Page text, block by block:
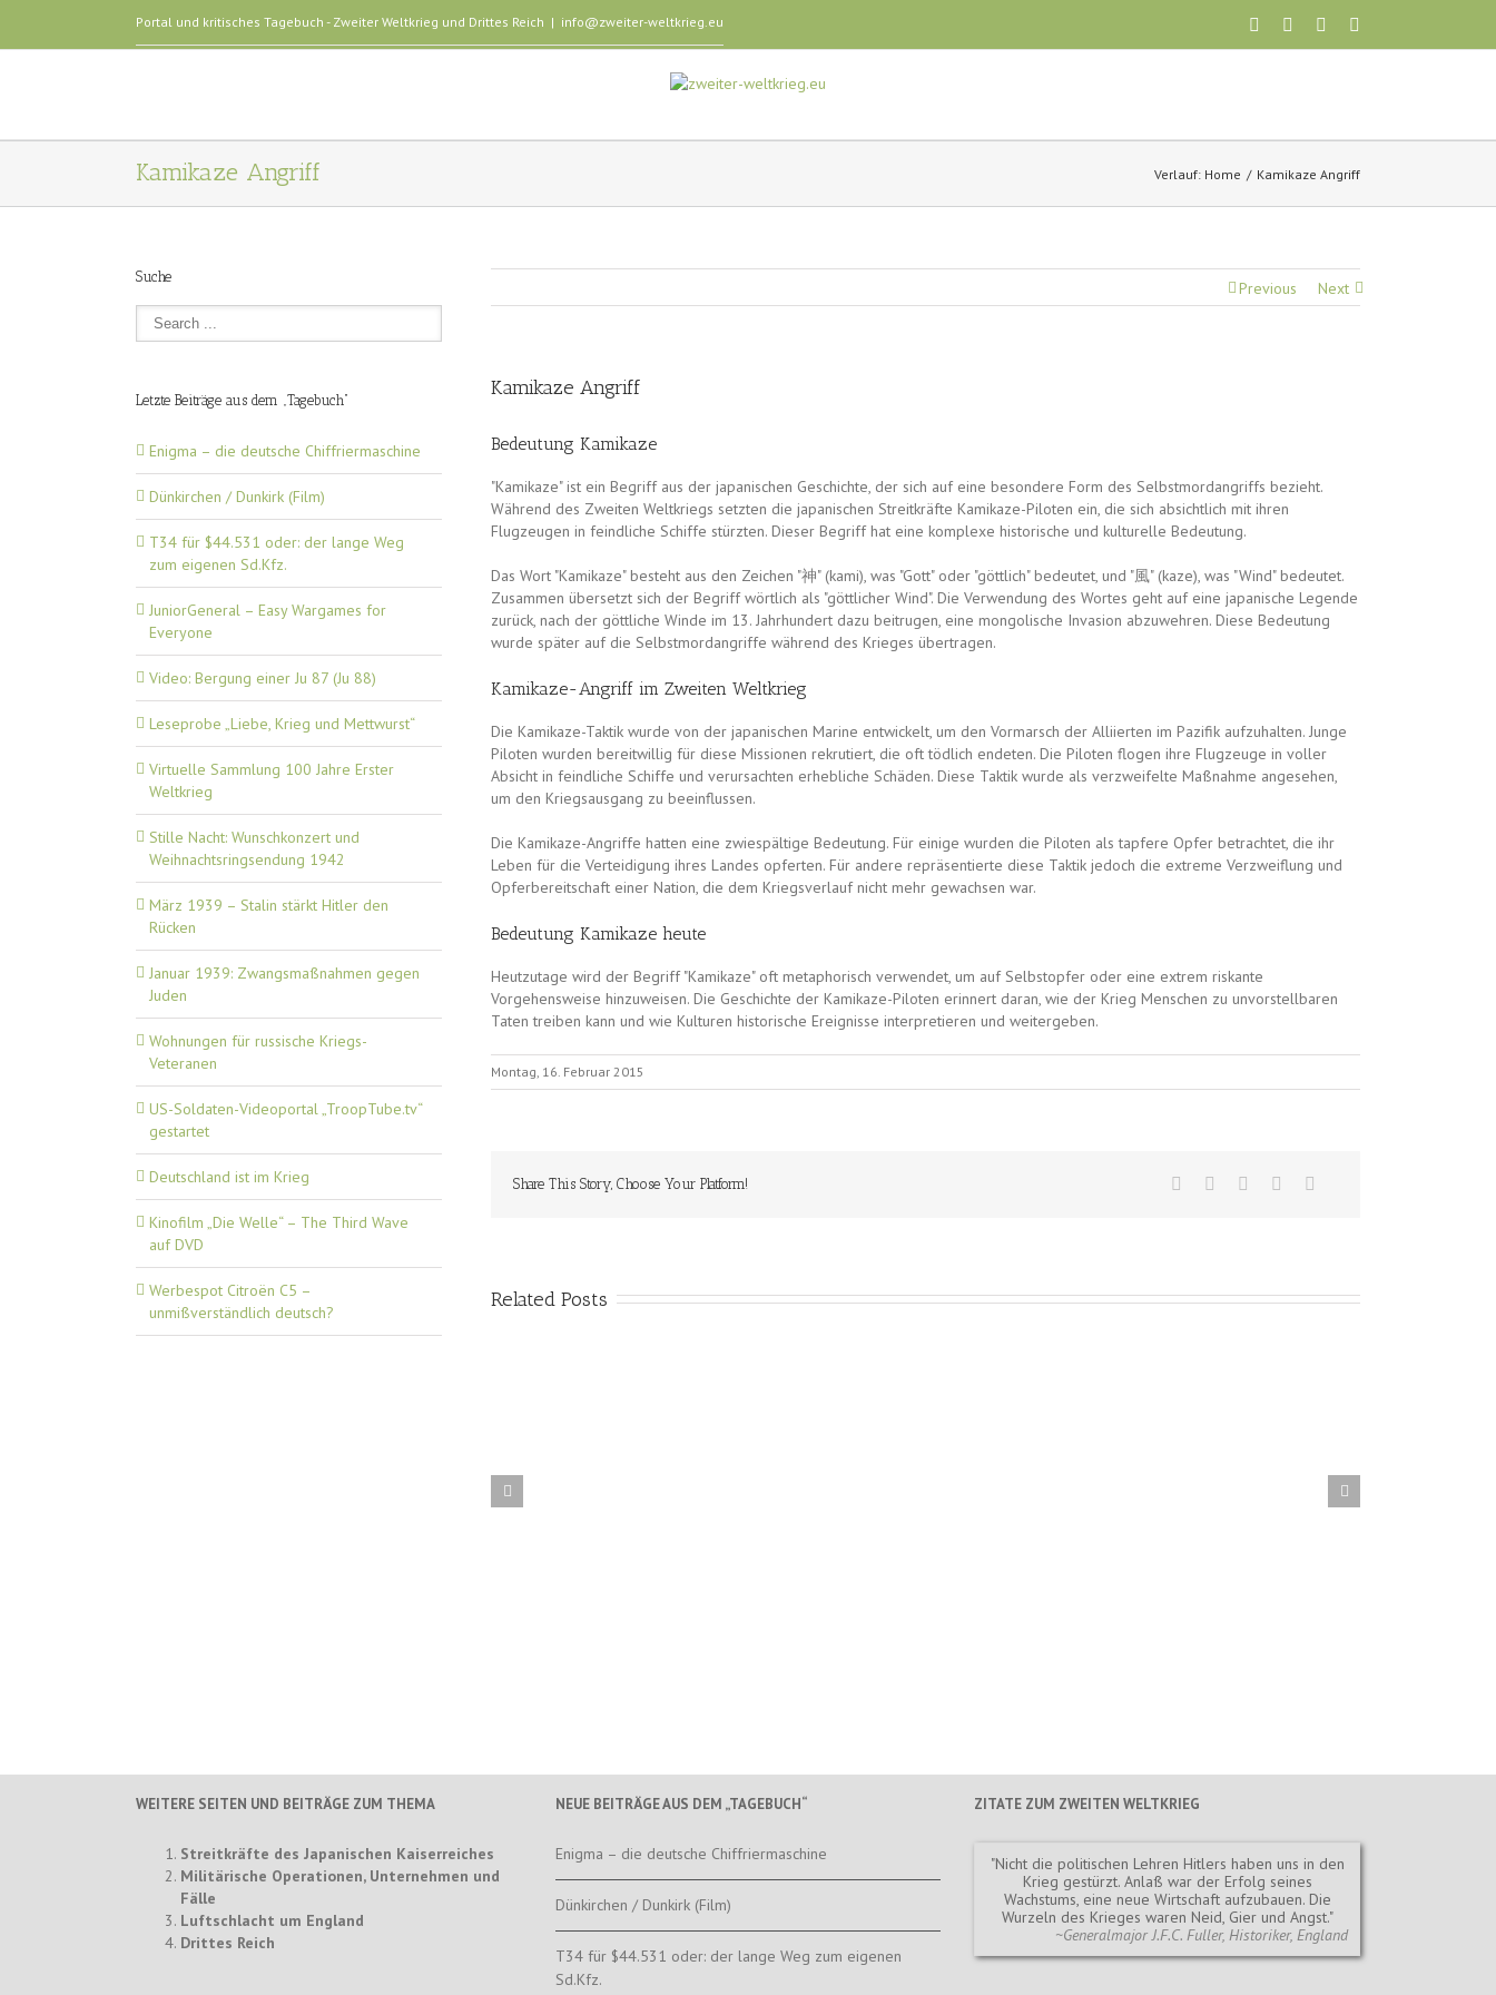
Portal und kritisches Tagebuch - Zweiter Weltkrieg und Drittes Reich | info@zweiter-weltkrieg.eu
Kamikaze Angriff Verlauf: Home Kamikaze Angriff
Previous Next
Kamikaze Angriff
Bedeutung Kamikaze
"Kamikaze" ist ein Begriff aus der japanischen Geschichte, der sich auf eine besondere Form des Selbstmordangriffs bezieht.
Während des Zweiten Weltkriegs setzten die japanischen Streitkräfte Kamikaze-Piloten ein, die sich absichtlich mit ihren
Flugzeugen in feindliche Schiffe stürzten. Dieser Begriff hat eine komplexe historische und kulturelle Bedeutung.
Das Wort "Kamikaze" besteht aus den Zeichen "神" (kami), was "Gott" oder "göttlich" bedeutet, und "風" (kaze), was "Wind" bedeutet.
Zusammen übersetzt sich der Begriff wörtlich als "göttlicher Wind". Die Verwendung des Wortes geht auf eine japanische Legende
zurück, nach der göttliche Winde im 13. Jahrhundert dazu beitrugen, eine mongolische Invasion abzuwehren. Diese Bedeutung
wurde später auf die Selbstmordangriffe während des Krieges übertragen.
Kamikaze-Angriff im Zweiten Weltkrieg
Die Kamikaze-Taktik wurde von der japanischen Marine entwickelt, um den Vormarsch der Alliierten im Pazifik aufzuhalten. Junge
Piloten wurden bereitwillig für diese Missionen rekrutiert, die oft tödlich endeten. Die Piloten flogen ihre Flugzeuge in voller
Absicht in feindliche Schiffe und verursachten erhebliche Schäden. Diese Taktik wurde als verzweifelte Maßnahme angesehen,
um den Kriegsausgang zu beeinflussen.
Die Kamikaze-Angriffe hatten eine zwiespältige Bedeutung. Für einige wurden die Piloten als tapfere Opfer betrachtet, die ihr
Leben für die Verteidigung ihres Landes opferten. Für andere repräsentierte diese Taktik jedoch die extreme Verzweiflung und
Opferbereitschaft einer Nation, die dem Kriegsverlauf nicht mehr gewachsen war.
Bedeutung Kamikaze heute
Heutzutage wird der Begriff "Kamikaze" oft metaphorisch verwendet, um auf Selbstopfer oder eine extrem riskante
Vorgehensweise hinzuweisen. Die Geschichte der Kamikaze-Piloten erinnert daran, wie der Krieg Menschen zu unvorstellbaren
Taten treiben kann und wie Kulturen historische Ereignisse interpretieren und weitergeben.
Montag, 16. Februar 2015
Share This Story, Choose Your Platform!
Related Posts
Suche
Letzte Beiträge aus dem „Tagebuch“
Enigma – die deutsche Chiffriermaschine
Dünkirchen / Dunkirk (Film)
T34 für $44.531 oder: der lange Weg
zum eigenen Sd.Kfz.
JuniorGeneral – Easy Wargames for
Everyone
Video: Bergung einer Ju 87 (Ju 88)
Leseprobe „Liebe, Krieg und Mettwurst“
Virtuelle Sammlung 100 Jahre Erster
Weltkrieg
Stille Nacht: Wunschkonzert und
Weihnachtsringsendung 1942
März 1939 – Stalin stärkt Hitler den
Rücken
Januar 1939: Zwangsmaßnahmen gegen
Juden
Wohnungen für russische Kriegs-
Veteranen
US-Soldaten-Videoportal „TroopTube.tv“
gestartet
Deutschland ist im Krieg
Kinofilm „Die Welle“ – The Third Wave
auf DVD
Werbespot Citroën C5 –
unmißverständlich deutsch?
WEITERE SEITEN UND BEITRÄGE ZUM THEMA
Streitkräfte des Japanischen Kaiserreiches
Militärische Operationen, Unternehmen und
Fälle
Luftschlacht um England
Drittes Reich
NEUE BEITRÄGE AUS DEM „TAGEBUCH“
Enigma – die deutsche Chiffriermaschine
Dünkirchen / Dunkirk (Film)
T34 für $44.531 oder: der lange Weg zum eigenen
Sd.Kfz.
ZITATE ZUM ZWEITEN WELTKRIEG
Nicht die politischen Lehren Hitlers haben uns in den
Krieg gestürzt. Anlaß war der Erfolg seines
Wachstums, eine neue Wirtschaft aufzubauen. Die
Wurzeln des Krieges waren Neid, Gier und Angst.
~Generalmajor J.F.C. Fuller, Historiker, England